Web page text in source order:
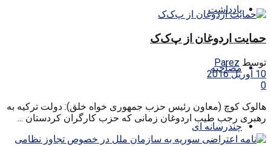
یادداشت
مصاحبه
چندرسانه ای
حمایت اردوغان از پ‌ک‌ک
توسط Parez
10 آوریل 2016
0
هالوک کوچ (معاون رئیس حزب جمهوری خواه خلق): دولت ترکیه به
رهبری رجب طیب اردوغان زمانی که حزب کارگران کردستان ...